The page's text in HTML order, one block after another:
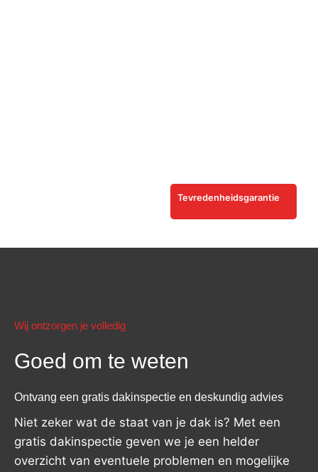
Tevredenheidsgarantie
Wij ontzorgen je volledig
Goed om te weten
Ontvang een gratis dakinspectie en deskundig advies
Niet zeker wat de staat van je dak is? Met een
gratis dakinspectie geven we je een helder
overzicht van eventuele problemen en mogelijke